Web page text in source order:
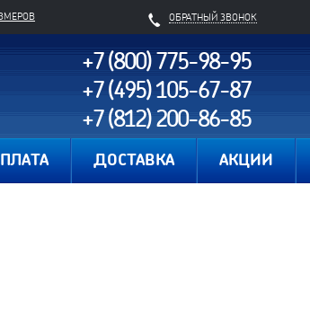
ОБРАТНЫЙ ЗВОНОК
+7 (800) 775-98-95
+7 (495) 105-67-87
+7 (812) 200-86-85
ДОСТАВКА АКЦИИ